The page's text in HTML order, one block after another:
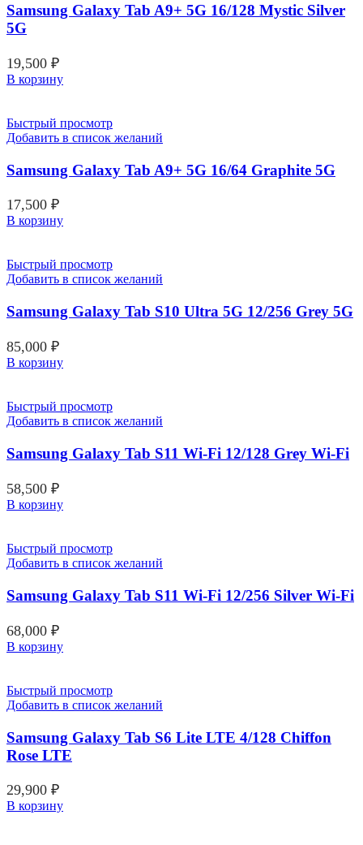
Samsung Galaxy Tab A9+ 5G 16/128 Mystic Silver
5G
19,500 ₽
В корзину
Быстрый просмотр
Добавить в список желаний
Samsung Galaxy Tab A9+ 5G 16/64 Graphite 5G
17,500 ₽
В корзину
Быстрый просмотр
Добавить в список желаний
Samsung Galaxy Tab S10 Ultra 5G 12/256 Grey 5G
85,000 ₽
В корзину
Быстрый просмотр
Добавить в список желаний
Samsung Galaxy Tab S11 Wi-Fi 12/128 Grey Wi-Fi
58,500 ₽
В корзину
Быстрый просмотр
Добавить в список желаний
Samsung Galaxy Tab S11 Wi-Fi 12/256 Silver Wi-Fi
68,000 ₽
В корзину
Быстрый просмотр
Добавить в список желаний
Samsung Galaxy Tab S6 Lite LTE 4/128 Chiffon
Rose LTE
29,900 ₽
В корзину